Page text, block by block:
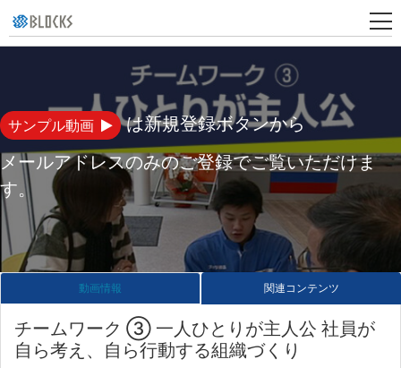
録
サンプル動画
は新規登録ボタンから
メールアドレスのみのご登録でご覧いただけま
す。
動画情報 関連コンテンツ
チームワーク ③ 一人ひとりが主人公 社員が
自ら考え、自ら行動する組織づくり